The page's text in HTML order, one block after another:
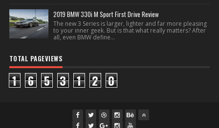
2019 BMW 330i M Sport First Drive Review
The new 3 Series is larger, lighter and far more pleasing
to your inner geek. But is that what really matters? After
all, even BMW define...
TOTAL PAGEVIEWS
1 6 5 3 1 2 0